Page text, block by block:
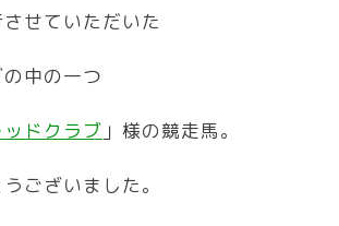
せていただいた
中の一つ
ドクラブ 」様の競走馬。
ございました。